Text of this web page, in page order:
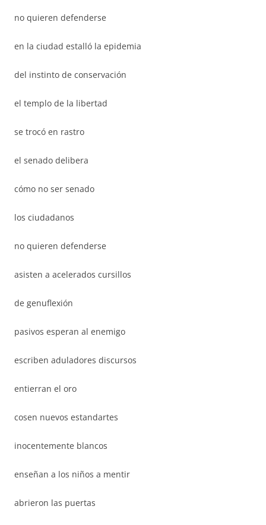
no quieren defenderse
en la ciudad estalló la epidemia
del instinto de conservación
el templo de la libertad
se trocó en rastro
el senado delibera
cómo no ser senado
los ciudadanos
no quieren defenderse
asisten a acelerados cursillos
de genuflexión
pasivos esperan al enemigo
escriben aduladores discursos
entierran el oro
cosen nuevos estandartes
inocentemente blancos
enseñan a los niños a mentir
abrieron las puertas